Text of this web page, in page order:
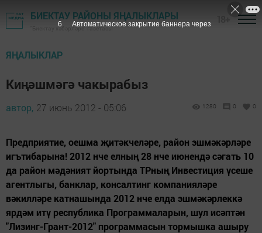
БИЕКТАУ РАЙОНЫ ЯҢАЛЫКЛАРЫ
"Биектау хәбәрләре" газетасы
ЯҢАЛЫКЛАР
Киңәшмәгә чакырабыз
автор, 27 июнь 2012 - 05:06 1280 0 0
Предприятие, оешма җитәкчеләре, район эшмәкәрләре
игътибарына! 2012 нче елның 28 нче июнендә сәгать 10
да район мәдәният йортында ТРның Инвестиция үсеше
агентлыгы, банклар, консалтинг компанияләре
вәкилләре катнашында 2012 нче елда эшмәкәрлеккә
ярдәм итү республика Программаларын, шул исәптән
"Лизинг-Грант-2012" программасын тормышка ашыру
5 Автоматическое закрытие баннера через